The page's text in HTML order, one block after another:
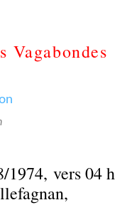
Vagabondes
1974, vers 04 h